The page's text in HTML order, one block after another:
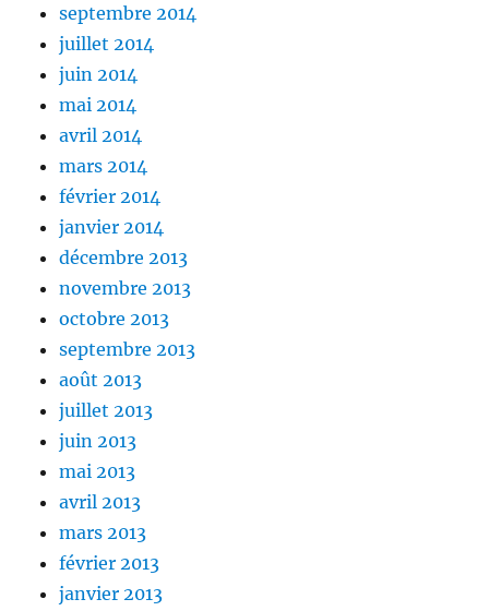
septembre 2014
juillet 2014
juin 2014
mai 2014
avril 2014
mars 2014
février 2014
janvier 2014
décembre 2013
novembre 2013
octobre 2013
septembre 2013
août 2013
juillet 2013
juin 2013
mai 2013
avril 2013
mars 2013
février 2013
janvier 2013